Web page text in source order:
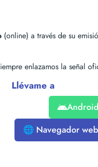
(online) a través de su
enlazamos la señal
Llévame a
Android
🌐 Navegador web